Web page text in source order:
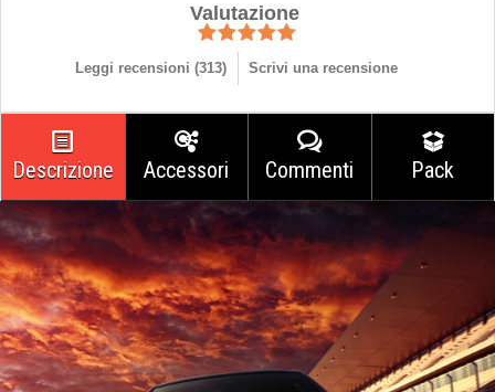
Valutazione
Leggi recensioni (313) Scrivi una recensione
Descrizione Accessori Commenti Pack